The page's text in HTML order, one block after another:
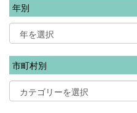
年別
市町村別